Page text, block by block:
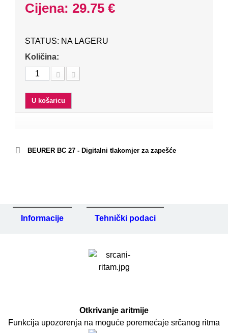
Cijena: 29.75 €
STATUS: NA LAGERU
Količina:
U košaricu
BEURER BC 27 - Digitalni tlakomjer za zapešće
Informacije Tehnički podaci
Otkrivanje aritmije
Funkcija upozorenja na moguće poremećaje srčanog ritma